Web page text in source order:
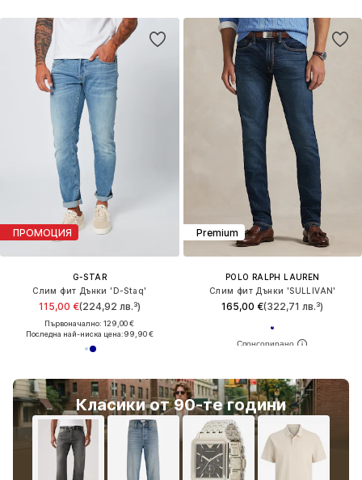
ПРОМОЦИЯ
G-STAR
Слим фит Дънки 'D-Staq'
115,00 €(224,92 лв.³)
Първоначално: 129,00 €
Последна най-ниска цена:99,90 €
Класики от 90-те години
Premium
POLO RALPH LAUREN
Слим фит Дънки 'SULLIVAN'
165,00 €(322,71 лв.³)